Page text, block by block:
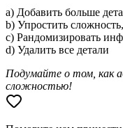
a) Добавить больше
b) Упростить
c) Рандомизировать
d) Удалить все детали
Подумайте о том, как
сложностью!